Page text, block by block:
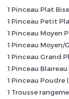
1 Pinceau Plat
1 Pinceau Petit
1 Pinceau Moyen
1 Pinceau
1 Pinceau Grand
1 Pinceau Blaireau
1 Pinceau Poudre
1 Trousse